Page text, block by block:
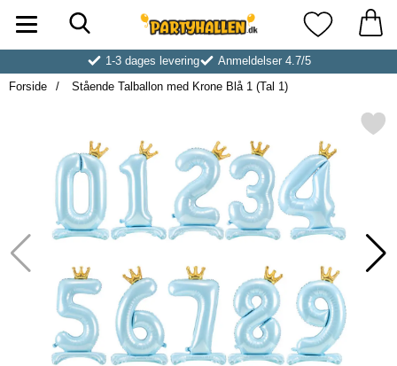
Startside for Partyhallen AB Mine
1-3 dages levering
Anmeldelser 4.7/5
Forside
Stående Talballon med Krone Blå 1 (Tal 1)
Markér stående Talballon med